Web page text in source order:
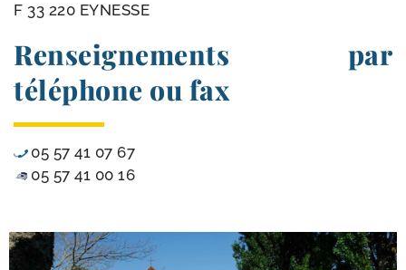
F 33 220 EYNESSE
Renseignements par
téléphone ou fax
05 57 41 07 67
05 57 41 00 16